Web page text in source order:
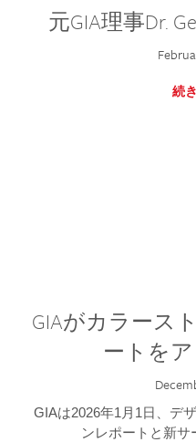
元GIA理事Dr.
続
GIAがカラース
ートを
GIAは2026年1月1日、デ
ンレポートと新サ